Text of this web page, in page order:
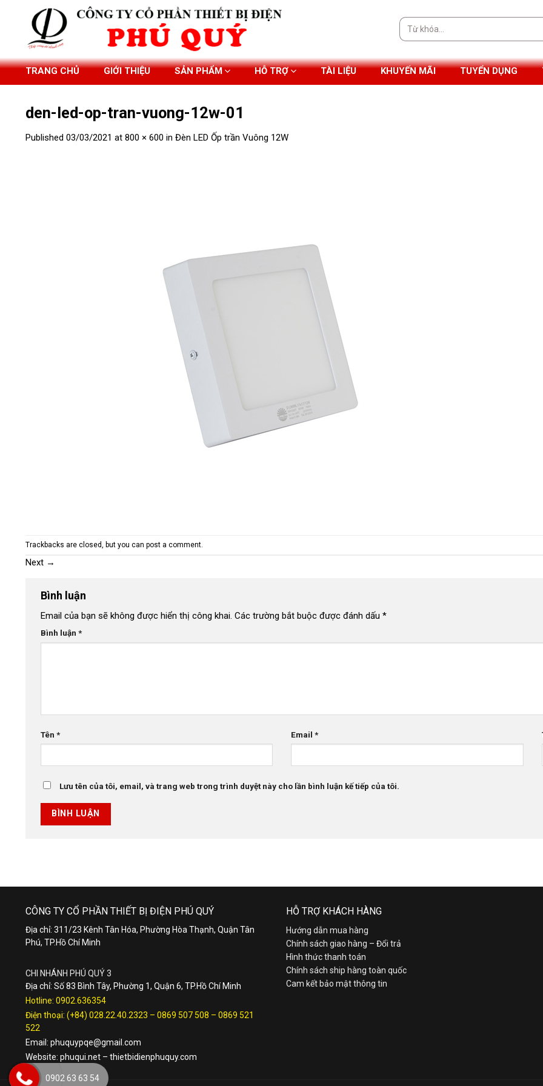
Tìm
kiếm:
TRANG CHỦ GIỚI THIỆU SẢN PHẨM HỖ TRỢ TÀI LIỆU KHUYẾN MÃI TUYỂN DỤNG
den-led-op-tran-vuong-12w-01
Published 03/03/2021 at 800 × 600 in Đèn LED Ốp trần Vuông 12W
Trackbacks are closed, but you can post a comment
Next →
Bình luận
Email của bạn sẽ không được hiển thị công khai. Các trường bắt buộc được đánh dấu *
Bình luận *
Tên * Email*
Lưu tên của tôi, email, và trang web trong trình duyệt này cho lần bình luận kế tiếp của tôi.
CÔNG TY CỔ PHẦN THIẾT BỊ ĐIỆN PHÚ QUÝ
Địa chỉ: 311/23 Kênh Tân Hóa, Phường Hòa Thạnh, Quận Tân
Phú, TP.Hồ Chí Minh
CHI NHÁNH PHÚ QUÝ 3
Địa chỉ: Số 83 Bình Tây, Phường 1, Quận 6, TP.Hồ Chí Minh
Hotline: 0902.636354
Điện thoại: (+84) 028.22.40.2323 – 0869 507 508 – 0869 521
522
Email: phuquypqe@gmail.com
Website: phuqui.net – thietbidienphuquy.com
HỖ TRỢ KHÁCH HÀNG
Hướng dẫn mua hàng
Chính sách giao hàng – Đổi trả
Hình thức thanh toán
Chính sách ship hàng toàn quốc
Cam kết bảo mật thông tin
0902 63 63 54